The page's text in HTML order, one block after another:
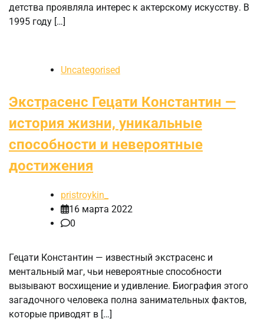
детства проявляла интерес к актерскому искусству. В
1995 году […]
Uncategorised
Экстрасенс Гецати Константин —
история жизни, уникальные
способности и невероятные
достижения
pristroykin_
16 марта 2022
0
Гецати Константин — известный экстрасенс и
ментальный маг, чьи невероятные способности
вызывают восхищение и удивление. Биография этого
загадочного человека полна занимательных фактов,
которые приводят в […]